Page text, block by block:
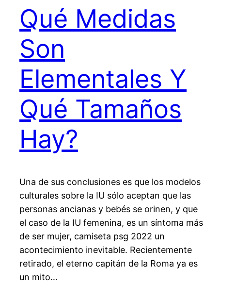
Qué Medidas
Son
Elementales Y
Qué Tamaños
Hay?
Una de sus conclusiones es que los modelos
culturales sobre la IU sólo aceptan que las
personas ancianas y bebés se orinen, y que
el caso de la IU femenina, es un síntoma más
de ser mujer, camiseta psg 2022 un
acontecimiento inevitable. Recientemente
retirado, el eterno capitán de la Roma ya es
un mito…